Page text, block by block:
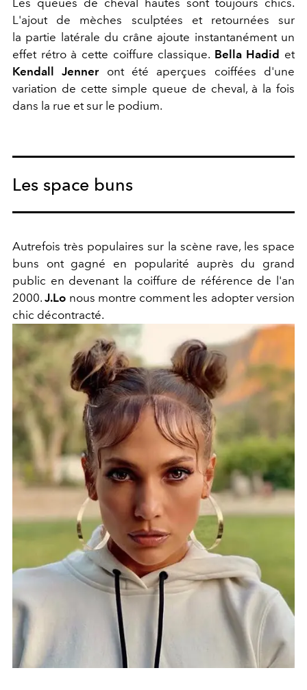
Les queues de cheval hautes sont toujours chics.
L'ajout de mèches sculptées et retournées sur
la partie latérale du crâne ajoute instantanément un
effet rétro à cette coiffure classique. Bella Hadid et
Kendall Jenneront été aperçues coiffées d'une
variation de cette simple queue de cheval, à la fois
dans la rue et sur le podium.
Les space buns
Autrefois très populaires sur la scène rave, les space
buns ont gagné en popularité auprès du grand
public en devenant la coiffure de référence de l'an
2000.J.Lo nous montre comment les adopter version
chic décontracté.